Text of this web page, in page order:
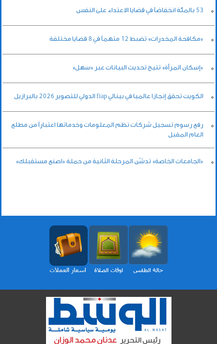
53 بالمئة انخفاضاً في قضايا الاعتداء على النفس
«مكافحة المخدرات» تضبط 12 متهماً في 8 قضايا مختلفة
«إسكان المرأة» تتيح تحديث البيانات عبر «سهل»
الكويت تحقق إنجازا عالميا في بينالي fiap الدولي للتصوير 2026 بالبرازيل
رفع رسوم تسجيل شركات نظم المعلومات وخدماتها اعتباراً من مطلع
العام المقبل
«الجامعات الخاصة» تدشّن المرحلة الثانية من حملة «اصنع مستقبلك»